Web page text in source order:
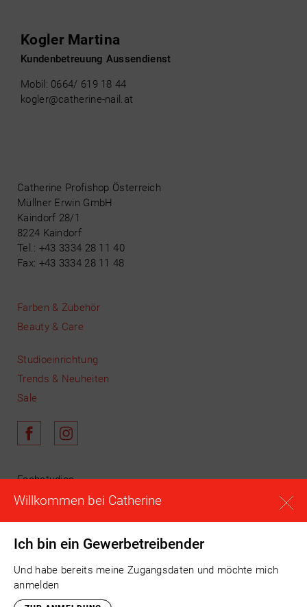
Kogler Martina
Kundenbetreuung Aussendienst
Mobil: 0664/ 619 18 44
kogler@catherine-nail.at
Willkommen bei Catherine
Ich bin ein Gewerbetreibender
Und habe bereits meine Zugangsdaten und möchte mich
anmelden
Catherine Profishop Österreich
Müllner Erwin GmbH
Kaindorf 28/1
8224 Kaindorf
Tel.: +43 3334 28 11 40
Fax: +43 3334 28 11 48
Farben & Zubehör
Beauty & Care
Studioeinrichtung
Trends & Neuheiten
Sale
Fachstudios
Schulungen
Unser Team
Anmelden